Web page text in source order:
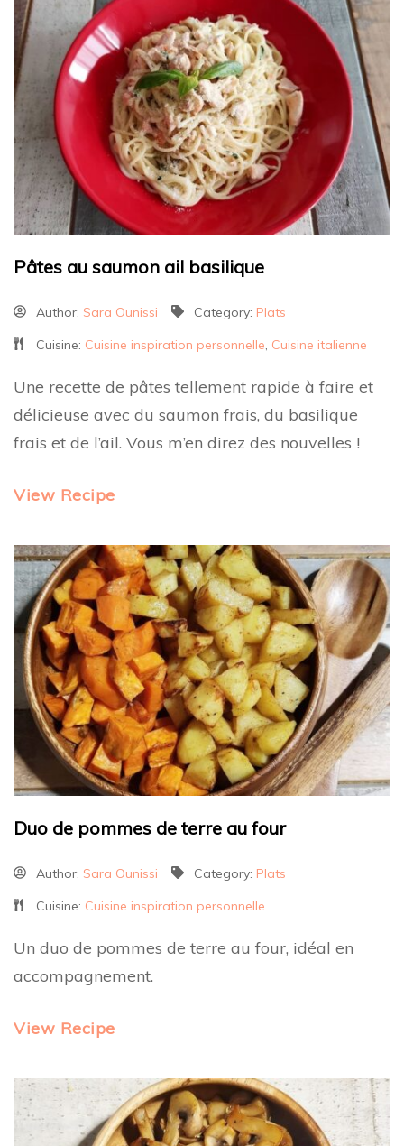
Pâtes au saumon ail basilique
Author: Sara Ounissi Category: Plats
Cuisine: Cuisine inspiration personnelle, Cuisine italienne
Une recette de pâtes tellement rapide à faire et
délicieuse avec du saumon frais, du basilique
frais et de l’ail. Vous m’en direz des nouvelles !
View Recipe
Duo de pommes de terre au four
Author: Sara Ounissi Category: Plats
Cuisine: Cuisine inspiration personnelle
Un duo de pommes de terre au four, idéal en
accompagnement.
View Recipe